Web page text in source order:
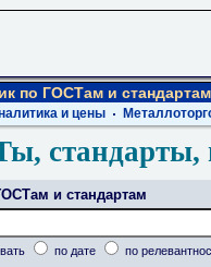
по ГОСТам и стандартам
и цены
стандарты,
и стандартам
по дате по